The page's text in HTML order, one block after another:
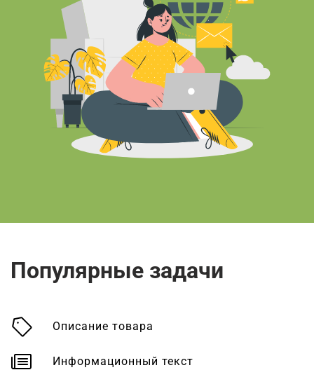
Популярные задачи
Описание товара
Информационный текст